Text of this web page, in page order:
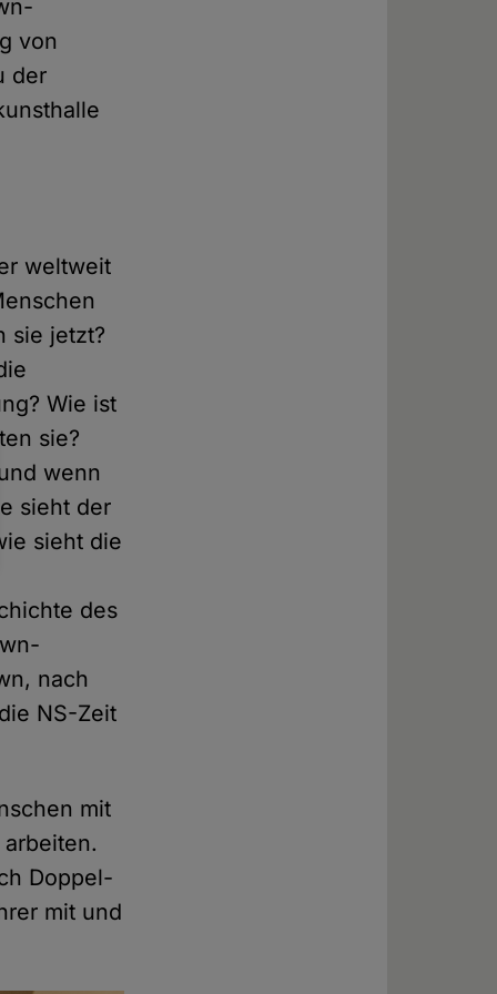
von
der
weltweit
sie jetzt?
Wie ist
sie?
wenn
sieht der
sieht die
des
nach
NS-Zeit
mit
Doppel-
mit und